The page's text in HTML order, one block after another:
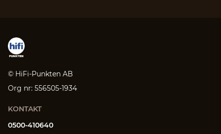
© HiFi-Punkten AB
Org nr: 556505-1934
KONTAKT
0500-410640